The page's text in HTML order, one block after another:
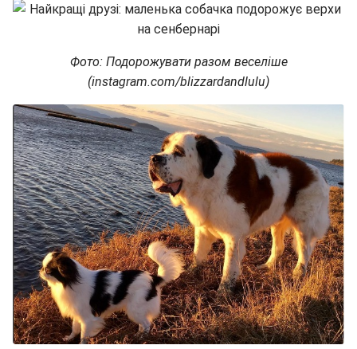
Фото: Подорожувати разом веселіше
(instagram.com/blizzardandlulu)